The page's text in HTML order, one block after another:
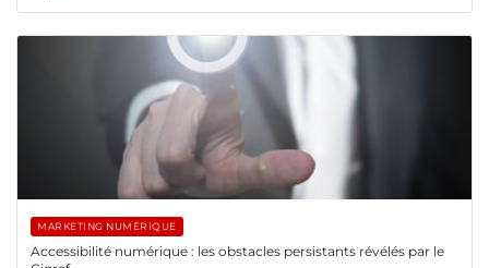
MARKETING NUMÉRIQUE
Accessibilité numérique : les obstacles persistants révélés par le